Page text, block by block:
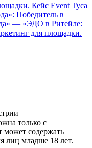
Кейс Event Туса
Победитель в
— «ЭДО в Ритейле:
для площадки.
только с
может содержать
лиц младше 18 лет.